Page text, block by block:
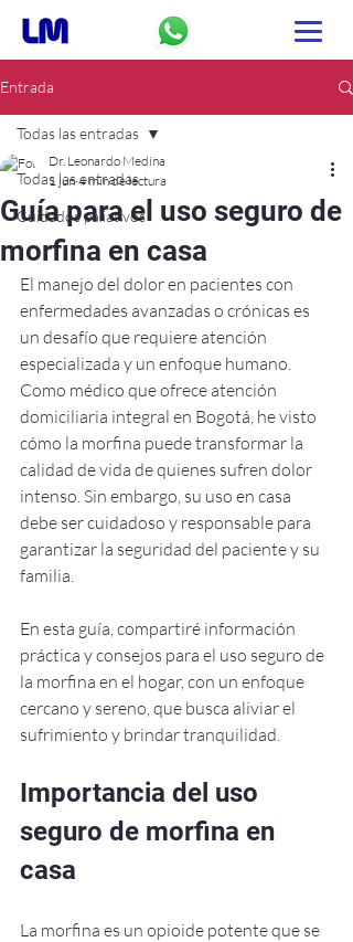
Entrada
Todas las entradas
Cuidados paliativos
Todas las entradas
Guía para el uso seguro de
morfina en casa
Dr. Leonardo Medina
1 jun 4 min de lectura
El manejo del dolor en pacientes con
enfermedades avanzadas o crónicas es
un desafío que requiere atención
especializada y un enfoque humano.
Como médico que ofrece atención
domiciliaria integral en Bogotá, he visto
cómo la morfina puede transformar la
calidad de vida de quienes sufren dolor
intenso. Sin embargo, su uso en casa
debe ser cuidadoso y responsable para
garantizar la seguridad del paciente y su
familia.
En esta guía, compartiré información
práctica y consejos para el uso seguro de
la morfina en el hogar, con un enfoque
cercano y sereno, que busca aliviar el
sufrimiento y brindar tranquilidad.
Importancia del uso
seguro de morfina en
casa
La morfina es un opioide potente que se